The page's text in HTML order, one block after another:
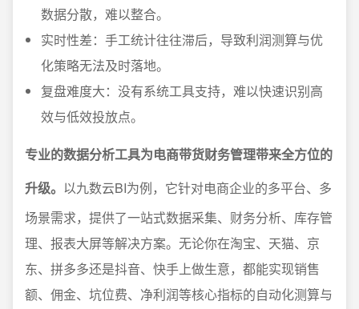
数据分散，难以整合。
实时性差：手工统计往往滞后，导致利润测算与优
化策略无法及时落地。
复盘难度大：没有系统工具支持，难以快速识别高
效与低效投放点。
专业的数据分析工具为电商带货财务管理带来全方位的
升级。 以九数云BI为例，它针对电商企业的多平台、多
场景需求，提供了一站式数据采集、财务分析、库存管
理、报表大屏等解决方案。无论你在淘宝、天猫、京
东、拼多多还是抖音、快手上做生意，都能实现销售
额、佣金、坑位费、净利润等核心指标的自动化测算与